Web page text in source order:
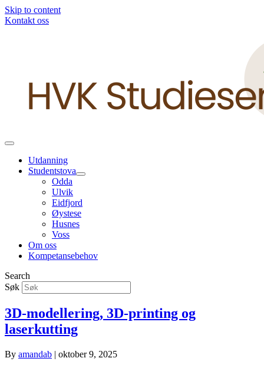
Skip to content
Kontakt oss
Utdanning
Studentstova
Odda
Ulvik
Eidfjord
Øystese
Husnes
Voss
Om oss
Kompetansebehov
Search
Søk
3D-modellering, 3D-printing og
laserkutting
By amandab | oktober 9, 2025